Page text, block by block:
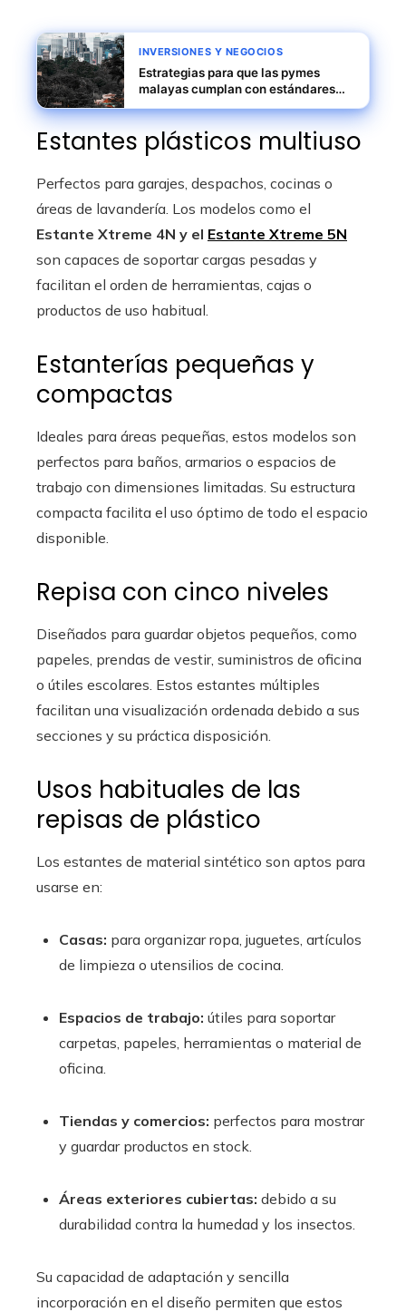
INVERSIONES Y NEGOCIOS
Estrategias para que las pymes
malayas cumplan con estándares
globales y accedan a exportación
Estantes plásticos multiuso
Perfectos para garajes, despachos, cocinas o
áreas de lavandería. Los modelos como el
Estante Xtreme 4N y el Estante Xtreme 5N
son capaces de soportar cargas pesadas y
facilitan el orden de herramientas, cajas o
productos de uso habitual.
Estanterías pequeñas y
compactas
Ideales para áreas pequeñas, estos modelos son
perfectos para baños, armarios o espacios de
trabajo con dimensiones limitadas. Su estructura
compacta facilita el uso óptimo de todo el espacio
disponible.
Repisa con cinco niveles
Diseñados para guardar objetos pequeños, como
papeles, prendas de vestir, suministros de oficina
o útiles escolares. Estos estantes múltiples
facilitan una visualización ordenada debido a sus
secciones y su práctica disposición.
Usos habituales de las
repisas de plástico
Los estantes de material sintético son aptos para
usarse en:
Casas: para organizar ropa, juguetes, artículos
de limpieza o utensilios de cocina.
Espacios de trabajo: útiles para soportar
carpetas, papeles, herramientas o material de
oficina.
Tiendas y comercios: perfectos para mostrar
y guardar productos en stock.
Áreas exteriores cubiertas: debido a su
durabilidad contra la humedad y los insectos.
Su capacidad de adaptación y sencilla
incorporación en el diseño permiten que estos